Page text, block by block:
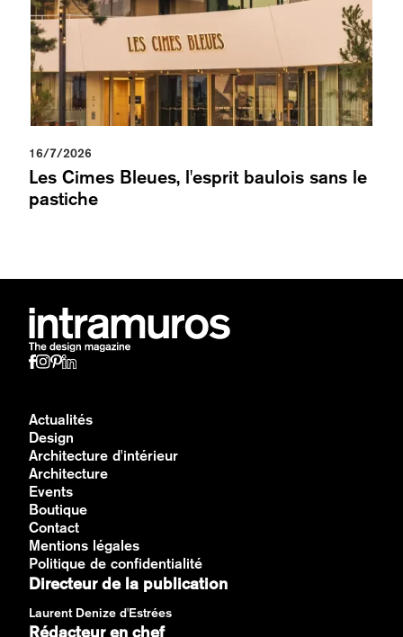
16/7/2026
Les Cimes Bleues, l'esprit baulois sans le
pastiche
Actualités
Design
Architecture d'intérieur
Architecture
Events
Boutique
Contact
Mentions légales
Politique de confidentialité
Directeur de la publication
Laurent Denize d'Estrées
Rédacteur en chef